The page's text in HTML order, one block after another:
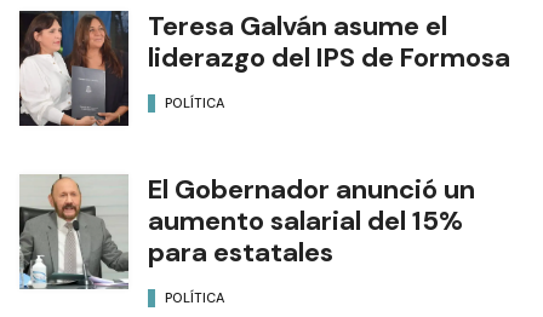
Teresa Galván asume el
liderazgo del IPS de Formosa
POLÍTICA
El Gobernador anunció un
aumento salarial del 15%
para estatales
POLÍTICA